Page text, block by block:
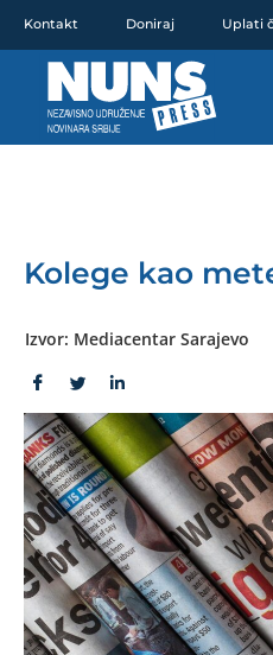
sadržaj
Kontakt Doniraj Uplati
Kolege kao
Izvor: Mediacentar Sarajevo